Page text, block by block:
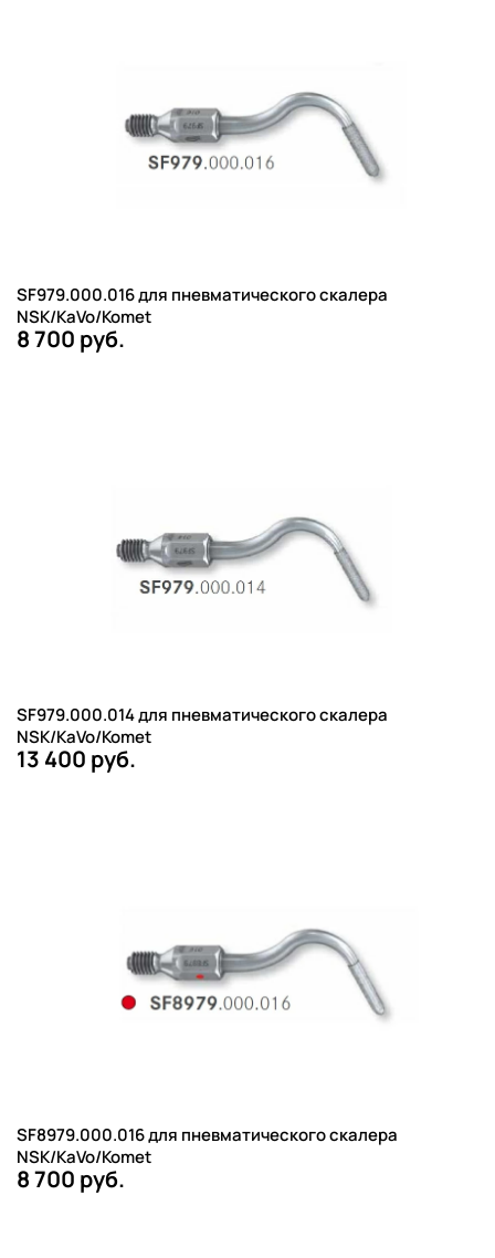
SF979.000.016 для пневматического скалера
NSK/KaVo/Komet
8 700 руб.
SF979.000.014 для пневматического скалера
NSK/KaVo/Komet
13 400 руб.
SF8979.000.016 для пневматического скалера
NSK/KaVo/Komet
8 700 руб.